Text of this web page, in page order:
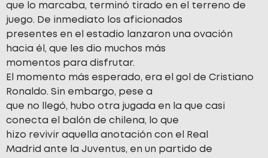
que lo marcaba, terminó tirado en el terreno de
juego. De inmediato los aficionados
presentes en el estadio lanzaron una ovación
hacia él, que les dio muchos más
momentos para disfrutar.
El momento más esperado, era el gol de Cristiano
Ronaldo. Sin embargo, pese a
que no llegó, hubo otra jugada en la que casi
conecta el balón de chilena, lo que
hizo revivir aquella anotación con el Real
Madrid ante la Juventus, en un partido de